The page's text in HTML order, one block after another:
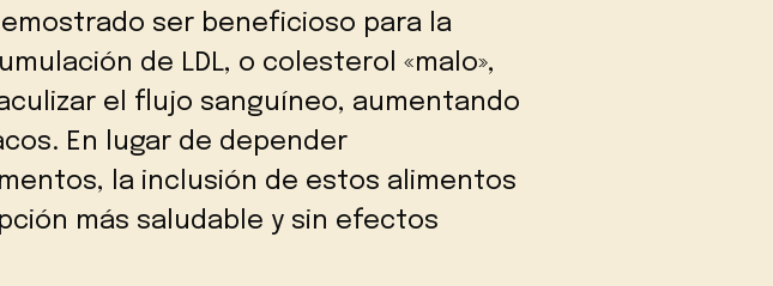
ser beneficioso para la
de LDL, o colesterol «malo»,
el flujo sanguíneo, aumentando
En lugar de depender
la inclusión de estos alimentos
más saludable y sin efectos